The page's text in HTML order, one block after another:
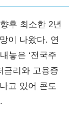
후 최소한 2년
이 나왔다. 연
놓은 ‘전국주
금리와 고용증
고 있어 콘도